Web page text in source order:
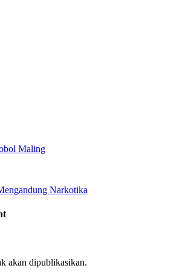
Maling
Narkotika
akan dipublikasikan.